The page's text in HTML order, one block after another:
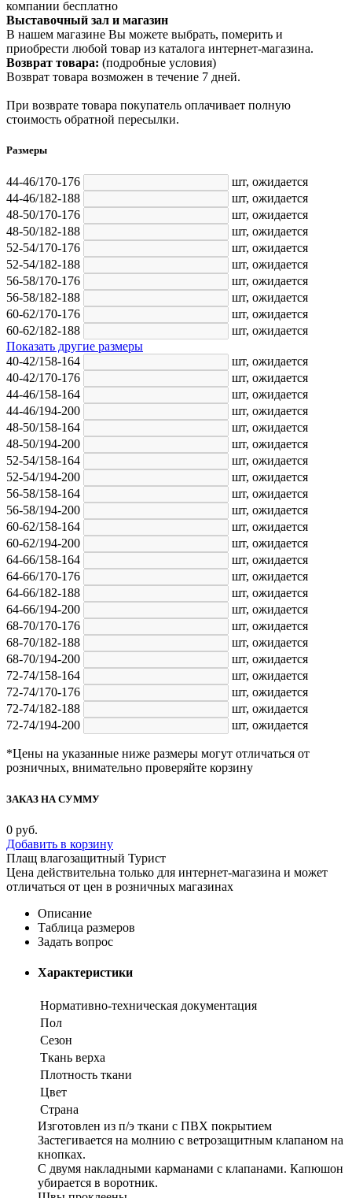
компании бесплатно
Выставочный зал и магазин
В нашем магазине Вы можете выбрать, померить и
приобрести любой товар из каталога интернет-магазина.
Возврат товара: (подробные условия)
Возврат товара возможен в течение 7 дней.
При возврате товара покупатель оплачивает полную
стоимость обратной пересылки.
Размеры
44-46/170-176 шт, ожидается
44-46/182-188
шт, ожидается
48-50/170-176
шт, ожидается
48-50/182-188
шт, ожидается
52-54/170-176
шт, ожидается
52-54/182-188
шт, ожидается
56-58/170-176
шт, ожидается
56-58/182-188
шт, ожидается
60-62/170-176
шт, ожидается
60-62/182-188
шт, ожидается
Показать другие размеры
40-42/158-164
шт, ожидается
40-42/170-176
шт, ожидается
44-46/158-164
шт, ожидается
44-46/194-200
шт, ожидается
48-50/158-164
шт, ожидается
48-50/194-200
шт, ожидается
52-54/158-164
шт, ожидается
52-54/194-200
шт, ожидается
56-58/158-164
шт, ожидается
56-58/194-200
шт, ожидается
60-62/158-164
шт, ожидается
60-62/194-200
шт, ожидается
64-66/158-164
шт, ожидается
64-66/170-176
шт, ожидается
64-66/182-188
шт, ожидается
64-66/194-200
шт, ожидается
68-70/170-176
шт, ожидается
68-70/182-188
шт, ожидается
68-70/194-200
шт, ожидается
72-74/158-164
шт, ожидается
72-74/170-176
шт, ожидается
72-74/182-188
шт, ожидается
72-74/194-200
шт, ожидается
*Цены на указанные ниже размеры могут отличаться от
розничных, внимательно проверяйте корзину
ЗАКАЗ НА СУММУ
0 руб.
Добавить в корзину
Плащ влагозащитный Турист
Цена действительна только для интернет-магазина и может
отличаться от цен в розничных магазинах
Описание
Таблица размеров
Задать вопрос
Характеристики
Нормативно-техническая документация
Пол
Сезон
Ткань верха
Плотность ткани
Цвет
Страна
Изготовлен из п/э ткани с ПВХ покрытием
Застегивается на молнию с ветрозащитным клапаном на
кнопках.
С двумя накладными карманами с клапанами. Капюшон
убирается в воротник.